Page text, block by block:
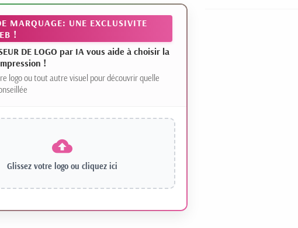
MARQUAGE: UNE EXCLUSIVITE
!
DE LOGO par IA vous aide à choisir la
!
logo ou tout autre visuel pour découvrir quelle
Glissez votre logo ou cliquez ici